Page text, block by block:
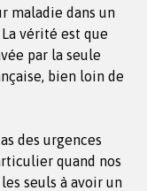
maladie dans un
La vérité est que
par la seule
bien loin de
des urgences
quand nos
seuls à avoir un